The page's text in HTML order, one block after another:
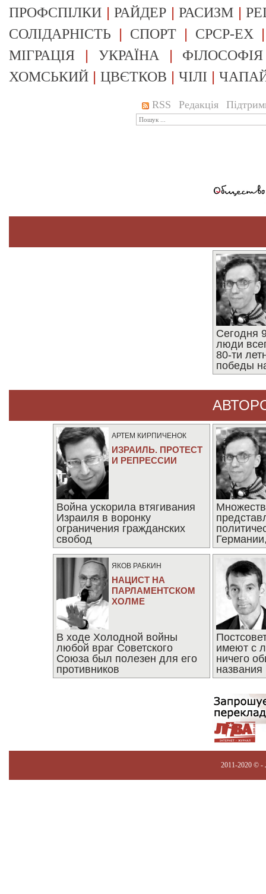
ПРОФСПІЛКИ |РАЙДЕР |РАСИЗМ |
СОЛІДАРНІСТЬ | СПОРТ | СРСР-EX
МІГРАЦІЯ | УКРАЇНА | ФІЛОСОФІЯ
ХОМСЬКИЙ | ЦВЄТКОВ | ЧІЛІ |
RSS Редакція
Сегодня
люди
80-ти
победы
АРТЕМ КИРПИЧЕНОК
ИЗРАИЛЬ. ПРОТЕСТ
И РЕПРЕССИИ
Война ускорила втягивания
Израиля в воронку
ограничения гражданских
свобод
ЯКОВ РАБКИН
НАЦИСТ НА
ПАРЛАМЕНТСКОМ
ХОЛМЕ
В ходе Холодной войны
любой враг Советского
Союза был полезен для его
противников
имеют с
ничего
названия
2011-2020 © -